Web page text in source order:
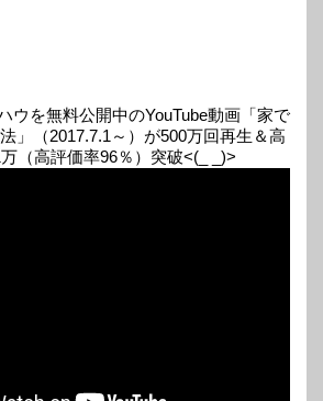
ウを無料公開中のYouTube動画「家で
」（2017.7.1～）が500万回再生＆高
（高評価率96％）突破<(_ _)>